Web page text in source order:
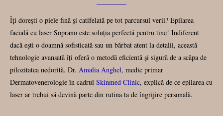
Îți dorești o piele fină și catifelată pe tot parcursul verii? Epilarea
facială cu laser Soprano este soluția perfectă pentru tine! Indiferent
dacă ești o doamnă sofisticată sau un bărbat atent la detalii, această
tehnologie avansată îți oferă o metodă eficientă și sigură de a scăpa de
pilozitatea nedorită. Dr. Amalia Anghel, medic primar
Dermatovenerologie în cadrul Skinmed Clinic, explică de ce epilarea cu
laser ar trebui să devină parte din rutina ta de îngrijire personală.